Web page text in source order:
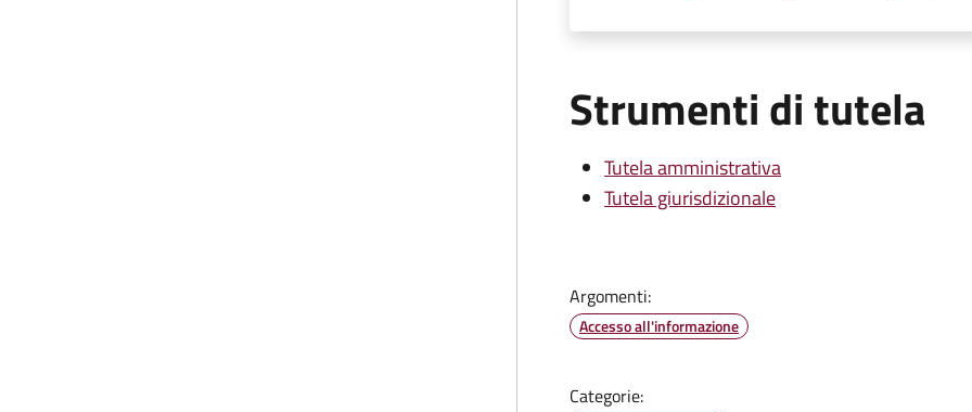
Strumenti di tutela
Tutela amministrativa
Tutela giurisdizionale
Argomenti:
Accesso all'informazione
Categorie: